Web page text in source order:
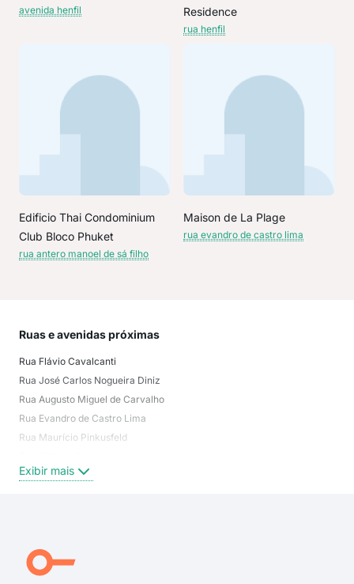
avenida henfil
Residence
rua henfil
Edificio Thai Condominium
Club Bloco Phuket
rua antero manoel de sá filho
Maison de La Plage
rua evandro de castro lima
Ruas e avenidas próximas
Rua Flávio Cavalcanti
Rua José Carlos Nogueira Diniz
Rua Augusto Miguel de Carvalho
Rua Evandro de Castro Lima
Rua Maurício Pinkusfeld
Rua Antero Manoel de Sá Filho
rua antero manoel de sá filho
rua evandro de castro lima
Exibir mais